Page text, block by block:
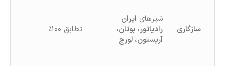
سازگاری
شیرهای ایران
رادیاتور، بوتان،
آریستون، لورچ
تطابق ۱۰۰٪